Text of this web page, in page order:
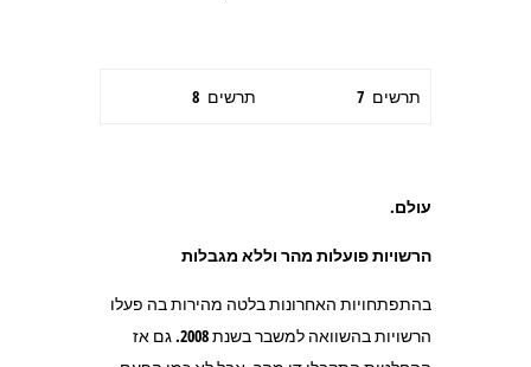
תרשים 7 תרשים 8
עולם.
הרשויות פועלות מהר וללא מגבלות
בהתפתחויות האחרונות בלטה מהירות בה פעלו
הרשויות בהשוואה למשבר בשנת 2008. גם אז